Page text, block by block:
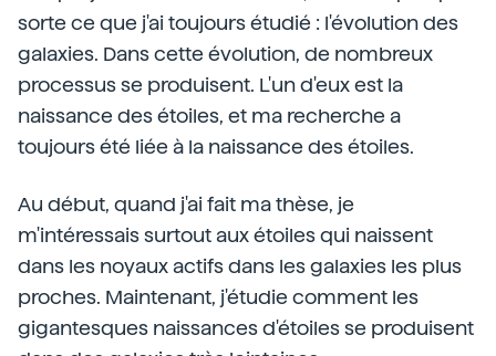
sorte ce que j'ai toujours étudié : l'évolution des
galaxies. Dans cette évolution, de nombreux
processus se produisent. L'un d'eux est la
naissance des étoiles, et ma recherche a
toujours été liée à la naissance des étoiles.
Au début, quand j'ai fait ma thèse, je
m'intéressais surtout aux étoiles qui naissent
dans les noyaux actifs dans les galaxies les plus
proches. Maintenant, j'étudie comment les
gigantesques naissances d'étoiles se produisent